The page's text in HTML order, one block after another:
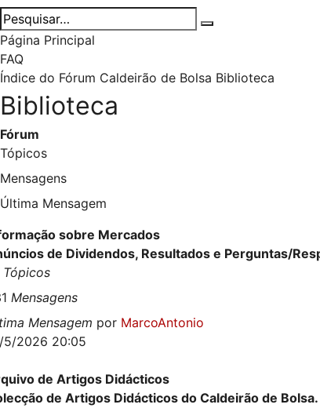
Página Principal
FAQ
Índice do Fórum Caldeirão de Bolsa Biblioteca
Biblioteca
Fórum
Tópicos
Mensagens
Última Mensagem
sobre Mercados
de Dividendos, Resultados e Perguntas/
Tópicos
Mensagens
Mensagem por MarcoAntonio
5/2026 20:05
de Artigos Didácticos
de Artigos Didácticos do Caldeirão de Bolsa.